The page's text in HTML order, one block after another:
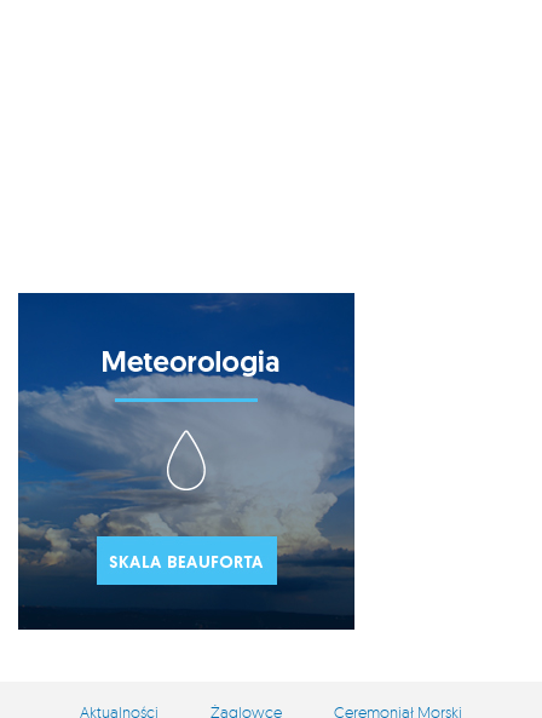
Aktualności Żaglowce Ceremoniał Morski